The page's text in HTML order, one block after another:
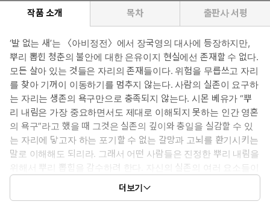
작품 소개 목차 출판사 서평
‘발 없는 새’는 〈아비정전〉에서 장국영의 대사에 등장하지만,
뿌리 뽑힌 청춘의 불안에 대한 은유이지 현실에선 존재할 수 없다.
모든 살아 있는 것들은 자리의 존재들이다. 위험을 무릅쓰고 자리
를 찾아 기꺼이 이동하기를 멈추지 않는다. 사람의 실존이 요구하
는 자리는 생존의 욕구만으로 충족되지 않는다. 시몬 베유가 “뿌
리 내림은 가장 중요하면서도 제대로 이해되지 못하는 인간 영혼
의 욕구”라고 했을 때 그것은 실존의 깊이와 충일을 실감할 수 있
는 자리에 닿고자 하는 포기할 수 없는 갈망과 고뇌를 환기시키는
말로 이해해도 되리라. 그래서 어떤 사람들은 진정한 뿌리 내림을
위해서 뿌리 뽑힘을 감수하려 한다. 자신의 실존의 여러 요소들이
만들어 내는 일치의 음악을 듣기 위해서. 자신의 생애와 진심으로
더보기